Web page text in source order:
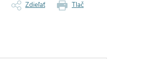
Tlač
Zdieľať